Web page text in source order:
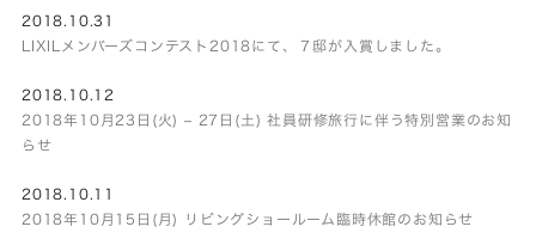
2018.10.31
LIXILメンバーズコンテスト2018にて、７邸が入賞しました。
2018.10.12
2018年10月23日(火) – 27日(土) 社員研修旅行に伴う特別営業のお知
らせ
2018.10.11
2018年10月15日(月) リビングショールーム臨時休館のお知らせ